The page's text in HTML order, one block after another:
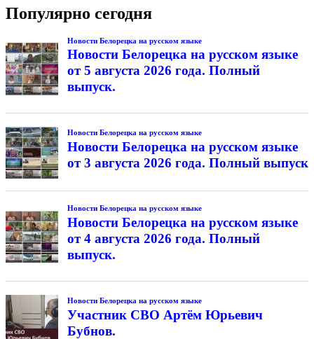
Популярно сегодня
Новости Белорецка на русском языке
Новости Белорецка на русском языке
от 5 августа 2026 года. Полный
выпуск.
Новости Белорецка на русском языке
Новости Белорецка на русском языке
от 3 августа 2026 года. Полный выпуск
Новости Белорецка на русском языке
Новости Белорецка на русском языке
от 4 августа 2026 года. Полный
выпуск.
Новости Белорецка на русском языке
Участник СВО Артём Юрьевич
Бубнов.